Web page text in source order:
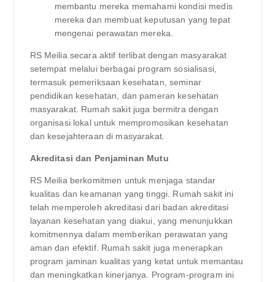
membantu mereka memahami kondisi medis
mereka dan membuat keputusan yang tepat
mengenai perawatan mereka.
RS Meilia secara aktif terlibat dengan masyarakat
setempat melalui berbagai program sosialisasi,
termasuk pemeriksaan kesehatan, seminar
pendidikan kesehatan, dan pameran kesehatan
masyarakat. Rumah sakit juga bermitra dengan
organisasi lokal untuk mempromosikan kesehatan
dan kesejahteraan di masyarakat.
Akreditasi dan Penjaminan Mutu
RS Meilia berkomitmen untuk menjaga standar
kualitas dan keamanan yang tinggi. Rumah sakit ini
telah memperoleh akreditasi dari badan akreditasi
layanan kesehatan yang diakui, yang menunjukkan
komitmennya dalam memberikan perawatan yang
aman dan efektif. Rumah sakit juga menerapkan
program jaminan kualitas yang ketat untuk memantau
dan meningkatkan kinerjanya. Program-program ini